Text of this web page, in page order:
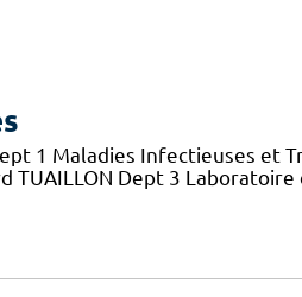
1 Maladies Infectieuses et
TUAILLON Dept 3 Laboratoire